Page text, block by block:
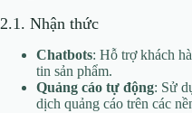
2.1. Nhận thức
Chatbots: Hỗ trợ khách
tin sản phẩm.
Quảng cáo tự động: Sử
dịch quảng cáo trên các